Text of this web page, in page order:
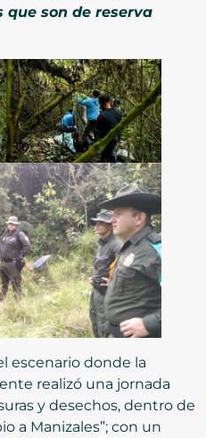
que son de reserva
escenario donde la
realizó una jornada
y desechos, dentro de
a Manizales”; con un